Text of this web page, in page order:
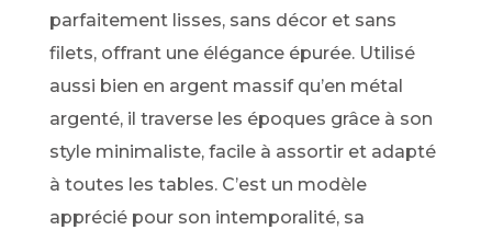
parfaitement lisses, sans décor et sans
filets, offrant une élégance épurée. Utilisé
aussi bien en argent massif qu’en métal
argenté, il traverse les époques grâce à son
style minimaliste, facile à assortir et adapté
à toutes les tables. C’est un modèle
apprécié pour son intemporalité, sa